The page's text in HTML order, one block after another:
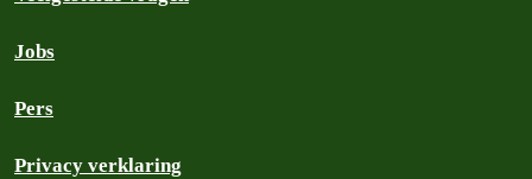
Jobs
Pers
Privacy verklaring